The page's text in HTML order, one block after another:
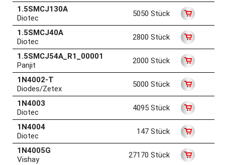
1.5SMCJ130A
Diotec
5050 Stück
1.5SMCJ40A
Diotec
2800 Stück
1.5SMCJ54A_R1_00001
Panjit
2000 Stück
1N4002-T
Diodes/Zetex
5000 Stück
1N4003
Diotec
4095 Stück
1N4004
Diotec
147 Stück
1N4005G
Vishay
27170 Stück